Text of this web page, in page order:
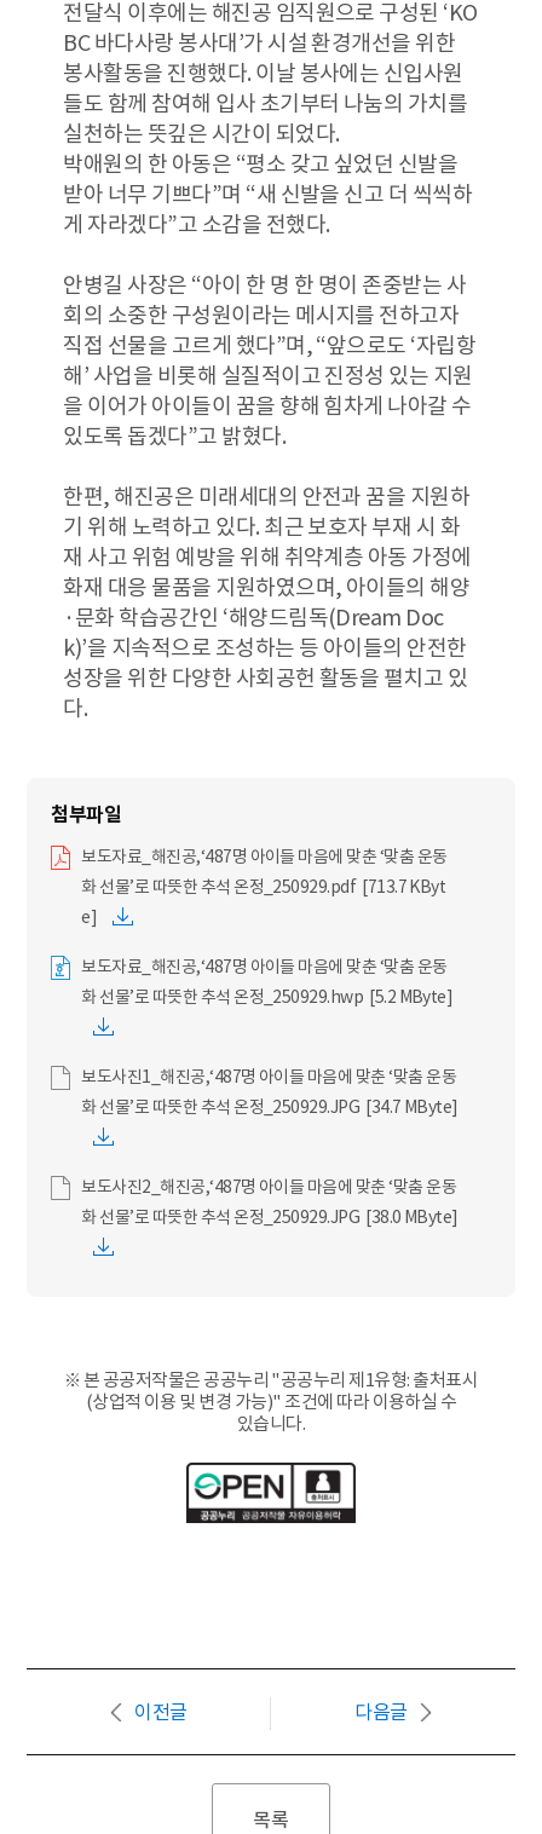
전달식 이후에는 해진공 임직원으로 구성된 ‘KO
BC 바다사랑 봉사대’가 시설 환경개선을 위한
봉사활동을 진행했다. 이날 봉사에는 신입사원
들도 함께 참여해 입사 초기부터 나눔의 가치를
실천하는 뜻깊은 시간이 되었다.
박애원의 한 아동은 “평소 갖고 싶었던 신발을
받아 너무 기쁘다”며 “새 신발을 신고 더 씩씩하
게 자라겠다”고 소감을 전했다.
안병길 사장은 “아이 한 명 한 명이 존중받는 사
회의 소중한 구성원이라는 메시지를 전하고자
직접 선물을 고르게 했다”며, “앞으로도 ‘자립항
해’ 사업을 비롯해 실질적이고 진정성 있는 지원
을 이어가 아이들이 꿈을 향해 힘차게 나아갈 수
있도록 돕겠다”고 밝혔다.
한편, 해진공은 미래세대의 안전과 꿈을 지원하
기 위해 노력하고 있다. 최근 보호자 부재 시 화
재 사고 위험 예방을 위해 취약계층 아동 가정에
화재 대응 물품을 지원하였으며, 아이들의 해양
·문화 학습공간인 ‘해양드림독(Dream Doc
k)’을 지속적으로 조성하는 등 아이들의 안전한
성장을 위한 다양한 사회공헌 활동을 펼치고 있
다.
보도자료_해진공,‘487명 아이들 마음에 맞춘 ‘맞춤 운동
화 선물’로 따뜻한 추석 온정_250929.pdf [713.7 KByt
e]
보도자료_해진공,‘487명 아이들 마음에 맞춘 ‘맞춤 운동
화 선물’로 따뜻한 추석 온정_250929.hwp [5.2 MByte]
보도사진1_해진공,‘487명 아이들 마음에 맞춘 ‘맞춤 운동
화 선물’로 따뜻한 추석 온정_250929.JPG [34.7 MByte]
보도사진2_해진공,‘487명 아이들 마음에 맞춘 ‘맞춤 운동
화 선물’로 따뜻한 추석 온정_250929.JPG [38.0 MByte]
※ 본 공공저작물은 공공누리 "공공누리 제1유형: 출처표시
(상업적 이용 및 변경 가능)" 조건에 따라 이용하실 수
있습니다.
이전글 다음글
목록